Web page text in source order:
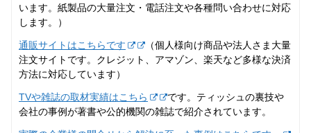
います。紙製品の大量注文・電話注文や各種問い合わせに対応
します。）
通販サイトはこちらです
（個人様向け商品や法人さま大量
注文サイトです。クレジット、アマゾン、楽天など多様な決済
方法に対応しています）
TVや雑誌の取材実績はこちら
です。ティッシュの裏技や
会社の事例が著書や公的機関の雑誌で紹介されています。